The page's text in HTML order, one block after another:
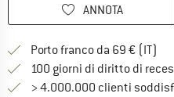
ANNOTA
Porto franco da 69 € (IT)
100 giorni di diritto di
> 4.000.000 clienti